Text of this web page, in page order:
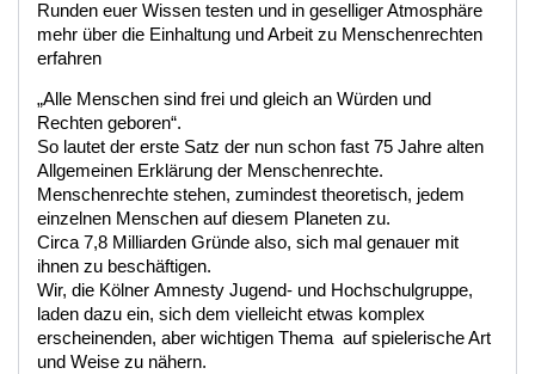
Runden euer Wissen testen und in geselliger Atmosphäre
mehr über die Einhaltung und Arbeit zu Menschenrechten
erfahren
„Alle Menschen sind frei und gleich an Würden und
Rechten geboren“.
So lautet der erste Satz der nun schon fast 75 Jahre alten
Allgemeinen Erklärung der Menschenrechte.
Menschenrechte stehen, zumindest theoretisch, jedem
einzelnen Menschen auf diesem Planeten zu.
Circa 7,8 Milliarden Gründe also, sich mal genauer mit
ihnen zu beschäftigen.
Wir, die Kölner Amnesty Jugend- und Hochschulgruppe,
laden dazu ein, sich dem vielleicht etwas komplex
erscheinenden, aber wichtigen Thema auf spielerische Art
und Weise zu nähern.